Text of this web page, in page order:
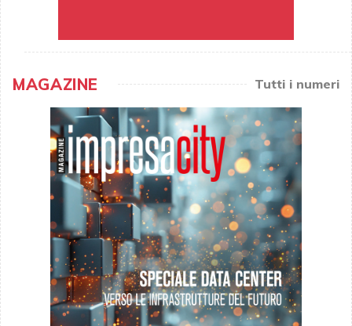
MAGAZINE Tutti i numeri